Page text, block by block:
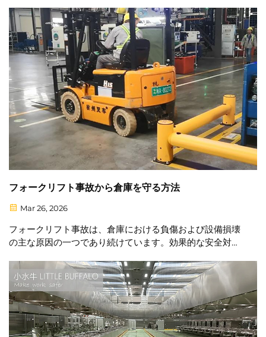
バリアシステムを選定することは極めて重要です。本ガイ
ドでは…
フォークリフト事故から倉庫を守る方法
Mar 26, 2026
フォークリフト事故は、倉庫における負傷および設備損壊
の主な原因の一つであり続けています。効果的な安全対策
す。⚠️ 主なリスク：歩行者との衝突、ラッキングシステム
への損傷、壁への衝撃…